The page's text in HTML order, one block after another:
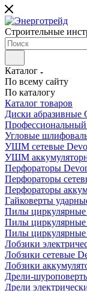
Строительные
Каталог
По всему сайту
По каталогу
Каталог товаров
Диски абразивные
Профессиональный
Угловые
УШМ сетевые
УШМ
Перфораторы
Перфораторы
Перфораторы
Гайковерты
Пилы циркулярные
Пилы циркулярные
Пилы циркулярные
Лобзики
Лобзики сетевые
Лобзики
Дрели-
Дрели